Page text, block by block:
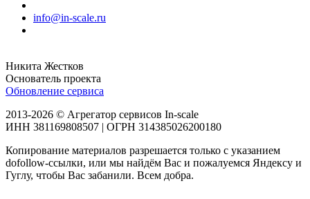
info@in-scale.ru
Никита Жестков
Основатель проекта
Обновление сервиса
2013-2026 © Агрегатор сервисов In-scale
ИНН 381169808507 | ОГРН 314385026200180
Копирование материалов разрешается только с указанием
dofollow-ссылки, или мы найдём Вас и пожалуемся Яндексу и
Гуглу, чтобы Вас забанили. Всем добра.